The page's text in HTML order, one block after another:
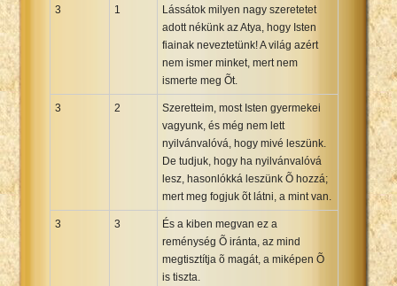
3 1
Lássátok milyen nagy szeretetet
adott nékünk az Atya, hogy Isten
fiainak neveztetünk! A világ azért
nem ismer minket, mert nem
ismerte meg Õt.
3 2
Szeretteim, most Isten gyermekei
vagyunk, és még nem lett
nyilvánvalóvá, hogy mivé leszünk.
De tudjuk, hogy ha nyilvánvalóvá
lesz, hasonlókká leszünk Õ hozzá;
mert meg fogjuk õt látni, a mint van.
3 3
És a kiben megvan ez a
reménység Õ iránta, az mind
megtisztítja õ magát, a miképen Õ
is tiszta.